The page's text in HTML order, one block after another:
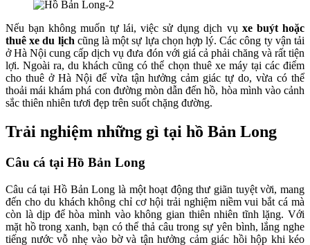
Nếu bạn không muốn tự lái, việc sử dụng dịch vụ xe buýt hoặc
thuê xe du lịch cũng là một sự lựa chọn hợp lý. Các công ty vận tải
ở Hà Nội cung cấp dịch vụ đưa đón với giá cả phải chăng và rất tiện
lợi. Ngoài ra, du khách cũng có thể chọn thuê xe máy tại các điểm
cho thuê ở Hà Nội để vừa tận hưởng cảm giác tự do, vừa có thể
thoải mái khám phá con đường mòn dẫn đến hồ, hòa mình vào cảnh
sắc thiên nhiên tươi đẹp trên suốt chặng đường.
Trải nghiệm những gì tại hồ Bản Long
Câu cá tại Hồ Bản Long
Câu cá tại Hồ Bản Long là một hoạt động thư giãn tuyệt vời, mang
đến cho du khách không chỉ cơ hội trải nghiệm niềm vui bắt cá mà
còn là dịp để hòa mình vào không gian thiên nhiên tĩnh lặng. Với
mặt hồ trong xanh, bạn có thể thả câu trong sự yên bình, lắng nghe
tiếng nước vỗ nhẹ vào bờ và tận hưởng cảm giác hồi hộp khi kéo